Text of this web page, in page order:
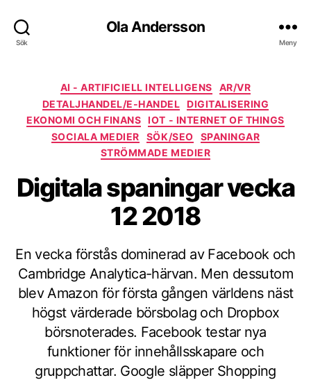
Sök
Ola Andersson
Meny
Kategorier
AI - ARTIFICIELL INTELLIGENS
AR/VR
DETALJHANDEL/E-HANDEL
DIGITALISERING
EKONOMI OCH FINANS
IOT - INTERNET OF THINGS
SOCIALA MEDIER
SÖK/SEO
SPANINGAR
STRÖMMADE MEDIER
Digitala spaningar vecka
12 2018
En vecka förstås dominerad av Facebook och
Cambridge Analytica-härvan. Men dessutom
blev Amazon för första gången världens näst
högst värderade börsbolag och Dropbox
börsnoterades. Facebook testar nya
funktioner för innehållsskapare och
gruppchattar. Google släpper Shopping